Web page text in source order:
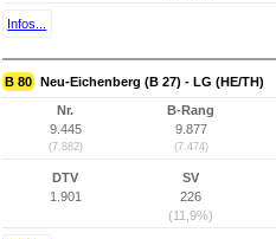
Infos...
B 80 Neu-Eichenberg (B 27) - LG (HE/TH)
Nr.
9.445
(7.882)
B-Rang
9.877
(7.474)
DTV
1.901
SV
226
(11,9%)